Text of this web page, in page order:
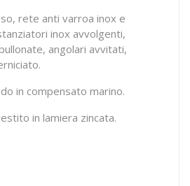
rete anti varroa inox e
inox avvolgenti,
angolari avvitati,
in compensato marino.
in lamiera zincata.